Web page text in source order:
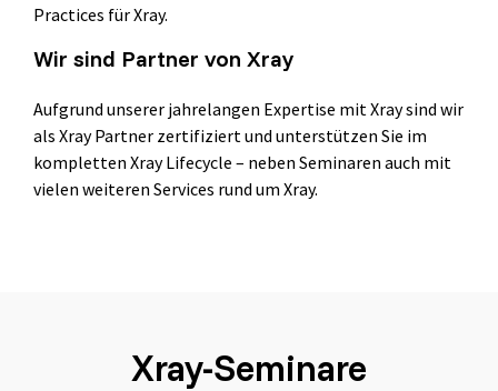
Xray für Administratoren
Testverfahren für den Softwaretest
Practices für Xray.
Wir sind Partner von Xray
Aufgrund unserer jahrelangen Expertise mit Xray sind wir
als Xray Partner zertifiziert und unterstützen Sie im
kompletten Xray Lifecycle – neben Seminaren auch mit
vielen weiteren Services rund um Xray.
Xray-Seminare